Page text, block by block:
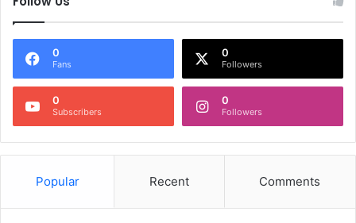
0
Fans
0
Followers
0
Subscribers
0
Followers
Popular Recent Comments